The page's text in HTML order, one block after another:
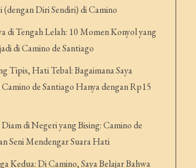
(dengan Diri Sendiri) di Camino
di Tengah Lelah: 10 Momen Konyol yang
di Camino de Santiago
Tipis, Hati Tebal: Bagaimana Saya
de Santiago Hanya dengan Rp15
di Negeri yang Bising: Camino de
Seni Mendengar Suara Hati
Kedua: Di Camino, Saya Belajar Bahwa